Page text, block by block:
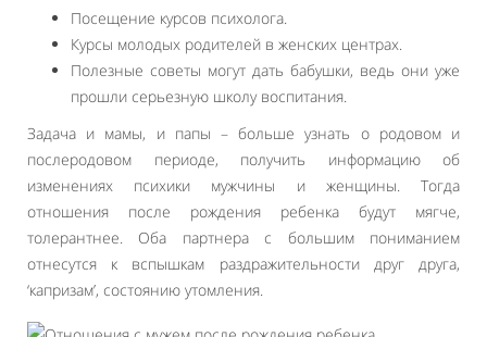
Посещение курсов психолога.
Курсы молодых родителей в женских центрах.
Полезные советы могут дать бабушки, ведь они уже
прошли серьезную школу воспитания.
Задача и мамы, и папы – больше узнать о родовом и
послеродовом периоде, получить информацию об
изменениях психики мужчины и женщины. Тогда
отношения после рождения ребенка будут мягче,
толерантнее. Оба партнера с большим пониманием
отнесутся к вспышкам раздражительности друг друга,
‘капризам’, состоянию утомления.